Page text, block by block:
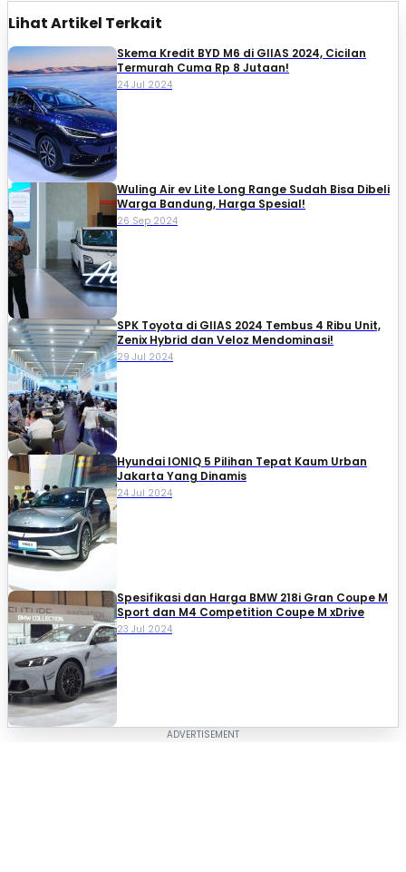
Lihat Artikel Terkait
Skema Kredit BYD M6 di GIIAS 2024, Cicilan
Termurah Cuma Rp 8 Jutaan!
24 Jul 2024
Wuling Air ev Lite Long Range Sudah Bisa Dibeli
Warga Bandung, Harga Spesial!
26 Sep 2024
SPK Toyota di GIIAS 2024 Tembus 4 Ribu Unit,
Zenix Hybrid dan Veloz Mendominasi!
29 Jul 2024
Hyundai IONIQ 5 Pilihan Tepat Kaum Urban
Jakarta Yang Dinamis
24 Jul 2024
Spesifikasi dan Harga BMW 218i Gran Coupe M
Sport dan M4 Competition Coupe M xDrive
23 Jul 2024